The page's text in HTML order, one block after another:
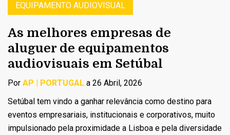
EQUIPAMENTO AUDIOVISUAL
As melhores empresas de
aluguer de equipamentos
audiovisuais em Setúbal
Por AP | PORTUGAL a 26 Abril, 2026
Setúbal tem vindo a ganhar relevância como destino para
eventos empresariais, institucionais e corporativos, muito
impulsionado pela proximidade a Lisboa e pela diversidade